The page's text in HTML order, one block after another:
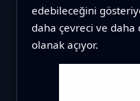
edebileceğini
daha çevreci ve daha
olanak açıyor.